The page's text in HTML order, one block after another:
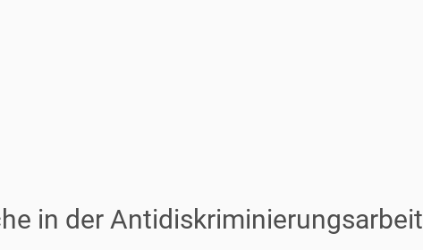
in der Antidiskriminierungsarbeit